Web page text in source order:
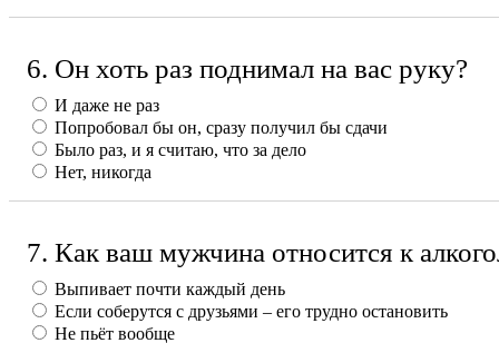
6. Он хоть раз поднимал на вас руку?
И даже не раз
Попробовал бы он, сразу получил бы сдачи
Было раз, и я считаю, что за дело
Нет, никогда
7. Как ваш мужчина относится к
Выпивает почти каждый день
Если соберутся с друзьями – его трудно остановить
Не пьёт вообще